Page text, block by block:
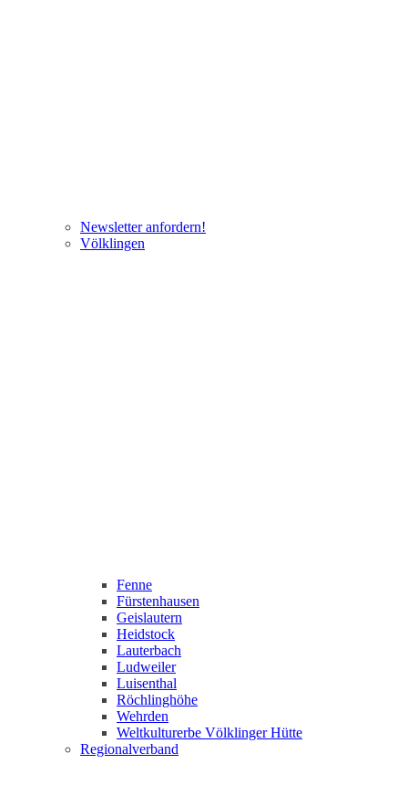
Newsletter anfordern!
Völklingen
Fenne
Fürstenhausen
Geislautern
Heidstock
Lauterbach
Ludweiler
Luisenthal
Röchlinghöhe
Wehrden
Weltkulturerbe Völklinger Hütte
Regionalverband